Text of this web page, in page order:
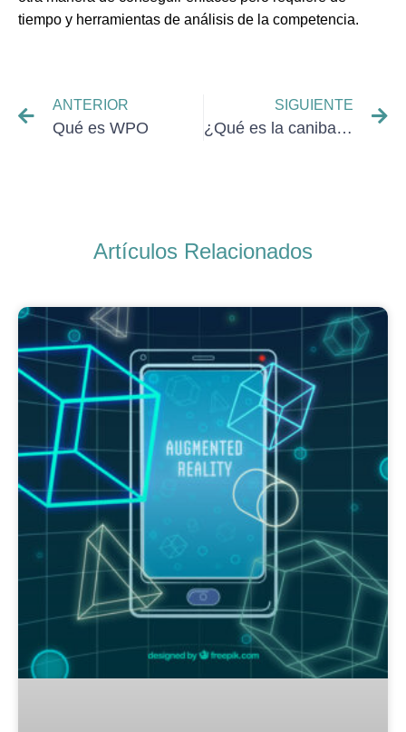
tiempo y herramientas de análisis de la competencia.
ANTERIOR
Qué es WPO
SIGUIENTE
¿Qué es la canibalización SEO?
Artículos Relacionados